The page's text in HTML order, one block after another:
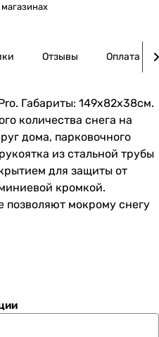
магазинах
Отзывы Оплата
Габариты: 149х82х38см.
количества снега на
дома, парковочного
из стальной трубы
для защиты от
кромкой.
мокрому снегу